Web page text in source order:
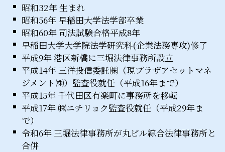
昭和32年 生まれ
昭和56年 早稲田大学法学部卒業
昭和60年 司法試験合格平成8年
早稲田大学大学院法学研究科(企業法務専攻)修了
平成9年 港区新橋に三堀法律事務所設立
平成14年 三洋投信委託㈱（現プラザアセットマネ
ジメント㈱）監査役就任（平成16年まで）
平成15年 千代田区有楽町に事務所を移転
平成17年 ㈱ニチリョク監査役就任（平成29年ま
で）
令和6年 三堀法律事務所が丸ビル綜合法律事務所と
合併